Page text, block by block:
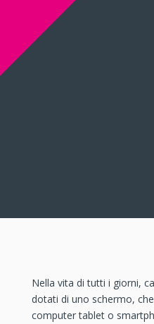
Nella vita di tutti i giorni,
dotati di uno schermo,
computer tablet o